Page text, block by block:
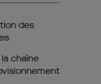
des
chaîne